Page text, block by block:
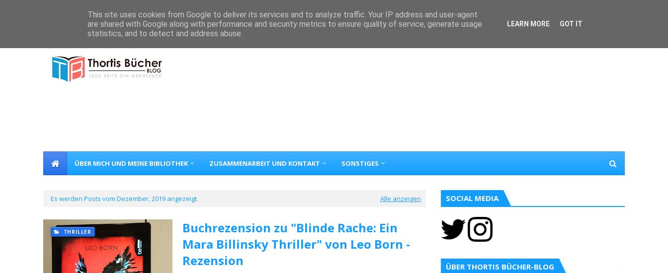
ÜBER MICH UND MEINE BIBLIOTHEK ZUSAMMENARBEIT UND KONTAKT SONSTIGES
Es werden Posts vom Dezember, 2019 angezeigt. Alle anzeigen
THRILLER
Buchrezension zu "Blinde Rache: Ein
Mara Billinsky Thriller" von Leo Born -
Rezension
SOCIAL MEDIA
ÜBER THORTIS BÜCHER-BLOG
This site uses cookies from Google to deliver its services and to analyze traffic. Your IP address and user-agent
are shared with Google along with performance and security metrics to ensure quality of service, generate usage
statistics, and to detect and address abuse.
LEARN MORE GOT IT